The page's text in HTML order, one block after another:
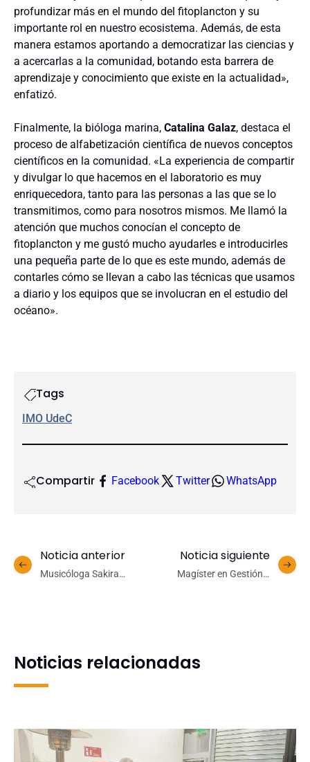
profundizar más en el mundo del fitoplancton y su
importante rol en nuestro ecosistema. Además, de esta
manera estamos aportando a democratizar las ciencias y
a acercarlas a la comunidad, botando esta barrera de
aprendizaje y conocimiento que existe en la actualidad»,
enfatizó.
Finalmente, la bióloga marina, Catalina Galaz, destaca el
proceso de alfabetización científica de nuevos conceptos
científicos en la comunidad. «La experiencia de compartir
y divulgar lo que hacemos en el laboratorio es muy
enriquecedora, tanto para las personas a las que se lo
transmitimos, como para nosotros mismos. Me llamó la
atención que muchos conocían el concepto de
fitoplancton y me gustó mucho ayudarles e introducirles
una pequeña parte de lo que es este mundo, además de
contarles cómo se llevan a cabo las técnicas que usamos
a diario y los equipos que se involucran en el estudio del
océano».
Tags
IMO UdeC
Compartir Facebook Twitter WhatsApp
Noticia anterior
Musicóloga Sakira
Noticia siguiente
Magíster en Gestión y
Noticias relacionadas